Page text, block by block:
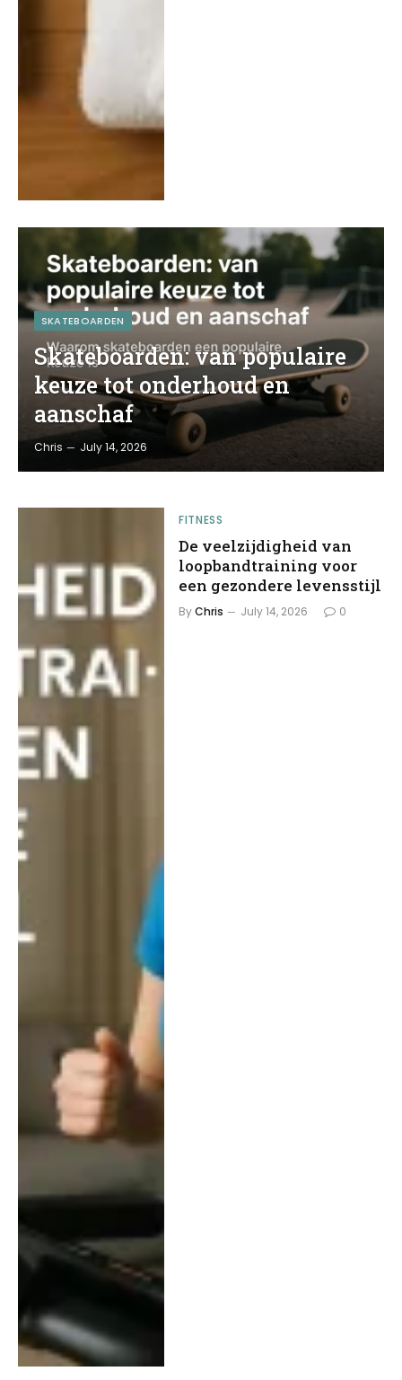
SKATEBOARDEN
Skateboarden: van populaire
keuze tot onderhoud en
aanschaf
Chris July 14, 2026
FITNESS
De veelzijdigheid van
loopbandtraining voor
een gezondere levensstijl
ByChris July 14, 2026 0